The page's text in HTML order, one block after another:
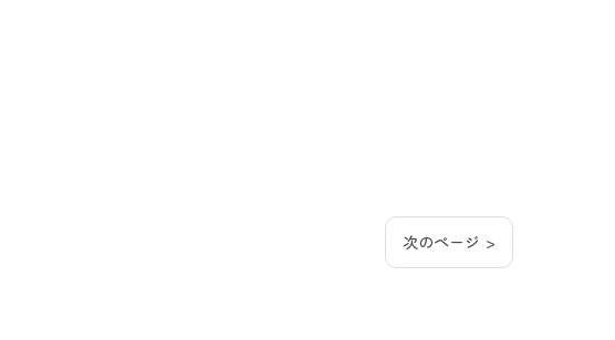
次のページ >